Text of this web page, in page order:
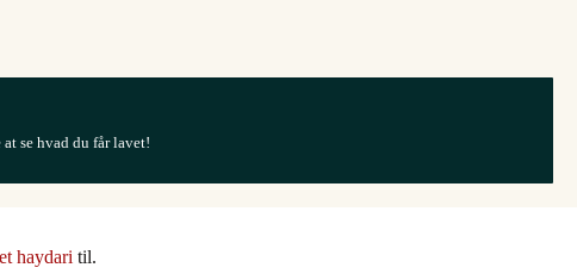
se hvad du får lavet!
haydari til.